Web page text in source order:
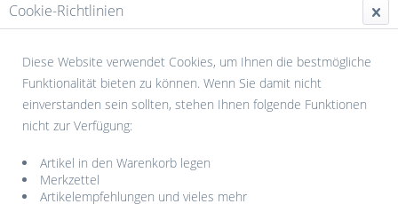
Cookie-Richtlinien
Diese Website verwendet Cookies, um Ihnen die bestmögliche
Funktionalität bieten zu können. Wenn Sie damit nicht
einverstanden sein sollten, stehen Ihnen folgende Funktionen
nicht zur Verfügung:
Artikel in den Warenkorb legen
Merkzettel
Artikelempfehlungen und vieles mehr